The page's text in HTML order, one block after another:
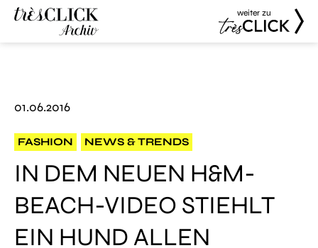
weiter zu
01.06.2016
FASHION NEWS & TRENDS
IN DEM NEUEN H&M-
BEACH-VIDEO STIEHLT
EIN HUND ALLEN